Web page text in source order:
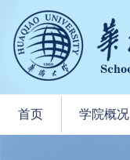
首页 学院概况